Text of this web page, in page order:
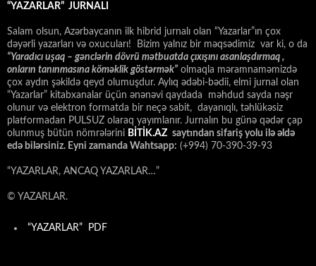
“YAZARLAR” JURNALI
Salam olsun, Azərbaycanın ilk hibrid jurnalı olan “Yazarlar”ın çox
dəyərli yazarları və oxucuları! Bizim yalnız bir məqsədimiz var ki, o da
“Yaradıcı uşaq – gәnclәrin dövrü mәtbuatda çıxışını asanlaşdırmaq ,
onların tanınmasına kömәklik göstәrmәk” olmaqla məramnaməmizdə
çox aydın şəkildə qeyd olumuşdur. Aylıq ədəbi-bədii, elmi jurnal olan
“Yazarlar” kitabxanalar üçün ənənəvi qaydada məhdud sayda nəşr
olunur və elektron formatda bir neçə sabit, dayanıqlı, təhlükəsiz
platformadan PULSUZ olaraq yayımlanır. Jurnalın bu günə qədər çap
olunmuş bütün nömrələrini BİTİK.AZ saytından sifariş yolu ilə əldə
edə bilərsiniz. Eyni zamanda Wahtsapp: (+994) 70-390-39-93
“YAZARLAR, ANCAQ YAZARLAR…”
© YAZARLAR.
“YAZARLAR” PDF